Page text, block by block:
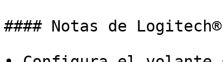
#### Notas de Logitech®